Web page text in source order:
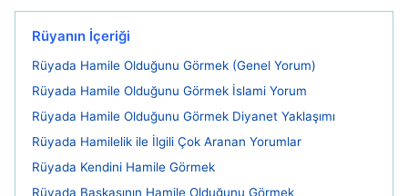
Rüyanın İçeriği
Rüyada Hamile Olduğunu Görmek (Genel Yorum)
Rüyada Hamile Olduğunu Görmek İslami Yorum
Rüyada Hamile Olduğunu Görmek Diyanet Yaklaşımı
Rüyada Hamilelik ile İlgili Çok Aranan Yorumlar
Rüyada Kendini Hamile Görmek
Rüyada Başkasının Hamile Olduğunu Görmek